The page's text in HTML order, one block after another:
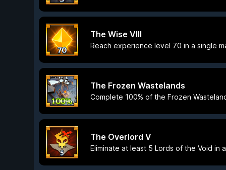
The Wise VIII
Reach experience level 70 in a single
The Frozen Wastelands
Complete 100% of the Frozen
The Overlord V
Eliminate at least 5 Lords of the Void in